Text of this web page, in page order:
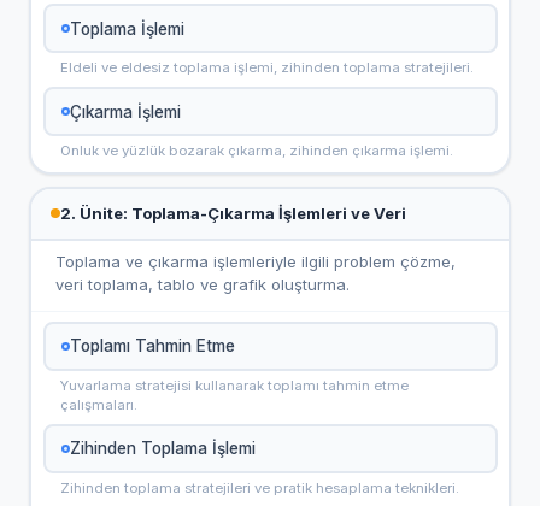
Toplama İşlemi
Eldeli ve eldesiz toplama işlemi, zihinden toplama stratejileri.
Çıkarma İşlemi
Onluk ve yüzlük bozarak çıkarma, zihinden çıkarma işlemi.
2. Ünite: Toplama-Çıkarma İşlemleri ve Veri
Toplama ve çıkarma işlemleriyle ilgili problem çözme,
veri toplama, tablo ve grafik oluşturma.
Toplamı Tahmin Etme
Yuvarlama stratejisi kullanarak toplamı tahmin etme
çalışmaları.
Zihinden Toplama İşlemi
Zihinden toplama stratejileri ve pratik hesaplama teknikleri.